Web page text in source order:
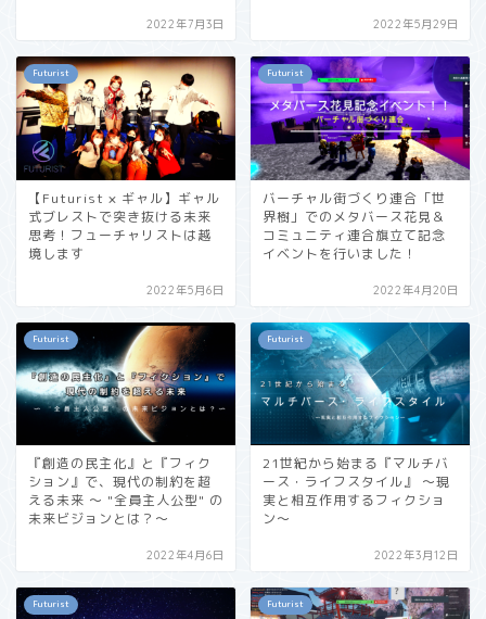
2022年7月3日 2022年5月29日
Futurist
【Futurist × ギャル】ギャル
式ブレストで突き抜ける未来
思考！フューチャリストは越
境します
2022年5月6日
Futurist
バーチャル街づくり連合「世
界樹」でのメタバース花見＆
コミュニティ連合旗立て記念
イベントを行いました！
2022年4月20日
Futurist
『創造の民主化』と『フィク
ション』で、現代の制約を超
える未来 〜 "全員主人公型" の
未来ビジョンとは？〜
2022年4月6日
Futurist
21世紀から始まる『マルチバ
ース・ライフスタイル』 〜現
実と相互作用するフィクショ
ン〜
2022年3月12日
Futurist Futurist